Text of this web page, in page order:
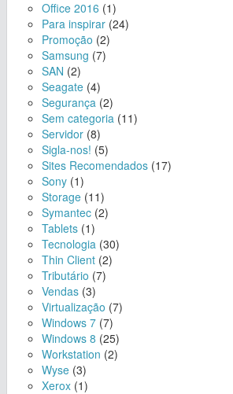
Office 2016 (1)
Para inspirar (24)
Promoção (2)
Samsung (7)
SAN (2)
Seagate (4)
Segurança (2)
Sem categoria (11)
Servidor (8)
Sigla-nos! (5)
Sites Recomendados (17)
Sony (1)
Storage (11)
Symantec (2)
Tablets (1)
Tecnologia (30)
Thin Client (2)
Tributário (7)
Vendas (3)
Virtualização (7)
Windows 7 (7)
Windows 8 (25)
Workstation (2)
Wyse (3)
Xerox (1)